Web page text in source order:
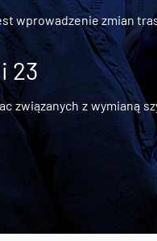
wprowadzenie zmian
23
związanych z wymianą